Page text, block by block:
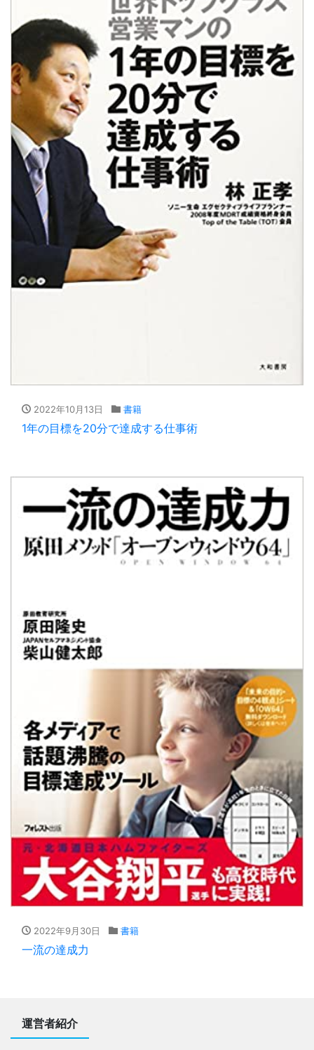
2022年10月13日 書籍
1年の目標を20分で達成する仕事術
2022年9月30日 書籍
一流の達成力
運営者紹介